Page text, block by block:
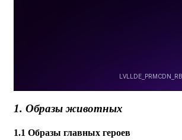
1. Образы животных
1.1 Образы главных героев